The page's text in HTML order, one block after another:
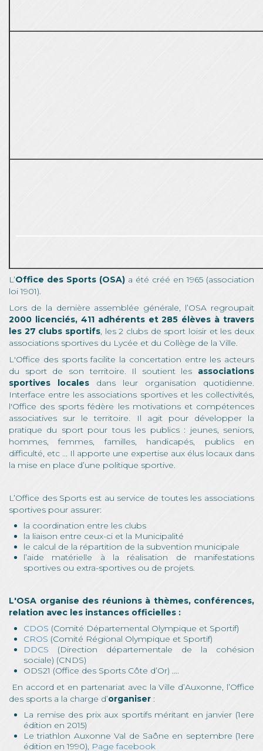
L’Office des Sports (OSA) a été créé en 1965 (association
loi 1901).
Lors de la dernière assemblée générale, l’OSA regroupait
2000 licenciés, 411 adhérents et 285 élèves à travers
les 27 clubs sportifs, les 2 clubs de sport loisir et les deux
associations sportives du Lycée et du Collège de la Ville.
L'Office des sports facilite la concertation entre les acteurs
du sport de son territoire. Il soutient les associations
sportives locales dans leur organisation quotidienne.
Interface entre les associations sportives et les collectivités,
l'Office des sports fédère les motivations et compétences
associatives sur le territoire. Il agit pour développer la
pratique du sport pour tous les publics : jeunes, seniors,
hommes, femmes, familles, handicapés, publics en
difficulté, etc ... Il apporte une expertise aux élus locaux dans
la mise en place d’une politique sportive.
L’Office des Sports est au service de toutes les associations
sportives pour assurer:
la coordination entre les clubs
la liaison entre ceux-ci et la Municipalité
le calcul de la répartition de la subvention municipale
l’aide matérielle à la réalisation de manifestations
sportives ou extra-sportives ou de projets.
L'OSA organise des réunions à thèmes, conférences,
relation avec les instances officielles :
CDOS (Comité Départemental Olympique et Sportif)
CROS (Comité Régional Olympique et Sportif)
DDCS (Direction départementale de la cohésion
sociale) (CNDS)
ODS21 (Office des Sports Côte d’Or) ....
En accord et en partenariat avec la Ville d’Auxonne, l’Office
des sports a la charge d’organiser :
La remise des prix aux sportifs méritant en janvier (1ere
édition en 2015)
Le triathlon Auxonne Val de Saône en septembre (1ere
édition en 1990), Page facebook